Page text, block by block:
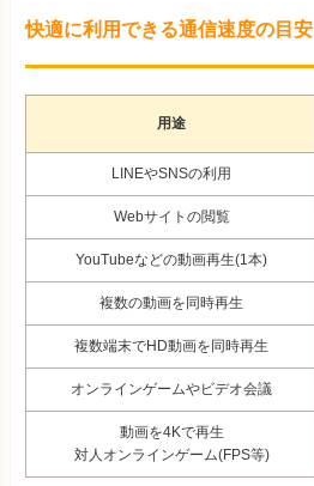
快適に利用できる通信速度の目安
用途
LINEやSNSの利用
Webサイトの閲覧
YouTubeなどの動画再生(1本)
複数の動画を同時再生
複数端末でHD動画を同時再生
オンラインゲームやビデオ会議
動画を4Kで再生
対人オンラインゲーム(FPS等)